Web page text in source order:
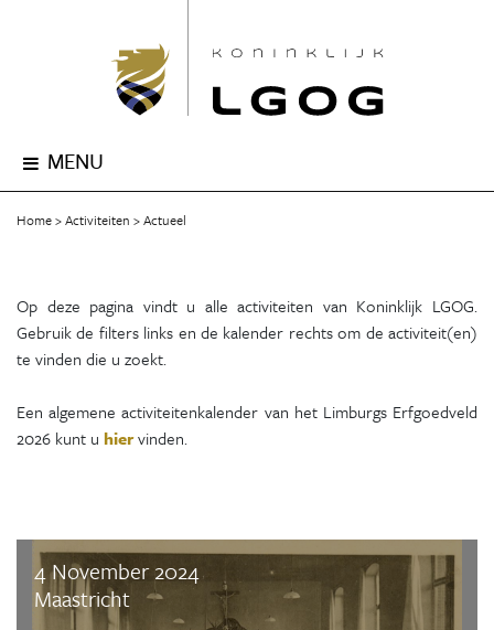
MENU
Home Activiteiten Actueel
Op deze pagina vindt u alle activiteiten van Koninklijk LGOG.
Gebruik de filters links en de kalender rechts om de activiteit(en)
te vinden die u zoekt.
Een algemene activiteitenkalender van het Limburgs Erfgoedveld
2026 kunt u hiervinden.
4 November 2024
Maastricht